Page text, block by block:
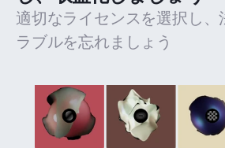
適切なライセンスを選択し、
ラブルを忘れましょう